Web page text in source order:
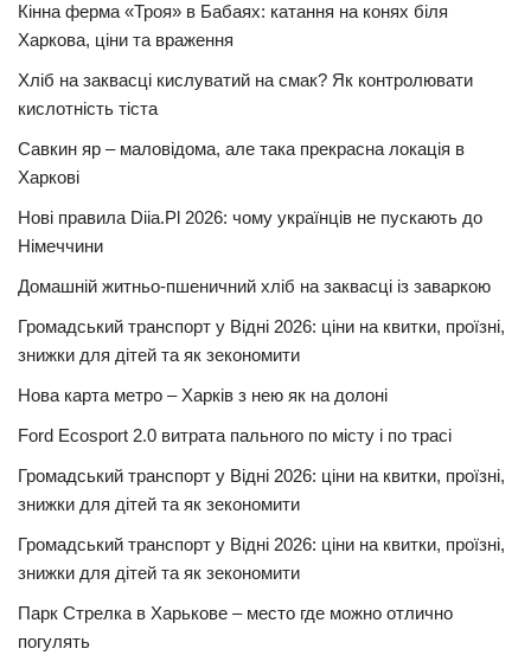
Кінна ферма «Троя» в Бабаях: катання на конях біля
Харкова, ціни та враження
Хліб на заквасці кислуватий на смак? Як контролювати
кислотність тіста
Савкин яр – маловідома, але така прекрасна локація в
Харкові
Нові правила Diia.Pl 2026: чому українців не пускають до
Німеччини
Домашній житньо-пшеничний хліб на заквасці із заваркою
Громадський транспорт у Відні 2026: ціни на квитки, проїзні,
знижки для дітей та як зекономити
Нова карта метро – Харків з нею як на долоні
Ford Ecosport 2.0 витрата пального по місту і по трасі
Громадський транспорт у Відні 2026: ціни на квитки, проїзні,
знижки для дітей та як зекономити
Громадський транспорт у Відні 2026: ціни на квитки, проїзні,
знижки для дітей та як зекономити
Парк Стрелка в Харькове – место где можно отлично
погулять